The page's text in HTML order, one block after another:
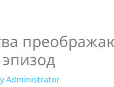
Administrator